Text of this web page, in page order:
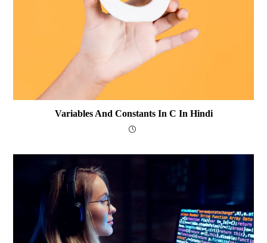
Variables And Constants In C In Hindi